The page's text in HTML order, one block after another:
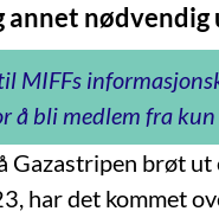
annet
MIFFs
å bli medlem fra kun
Gazastripen brøt
har det kommet